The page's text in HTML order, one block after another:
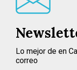
Lo mejor de en
correo